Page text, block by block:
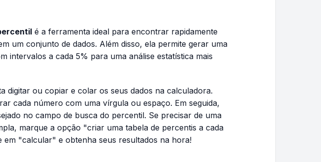
é a ferramenta ideal para encontrar rapidamente
um conjunto de dados. Além disso, ela permite gerar uma
intervalos a cada 5% para uma análise estatística mais
digitar ou copiar e colar os seus dados na calculadora.
cada número com uma vírgula ou espaço. Em seguida,
no campo de busca do percentil. Se precisar de uma
marque a opção "criar uma tabela de percentis a cada
em "calcular" e obtenha seus resultados na hora!